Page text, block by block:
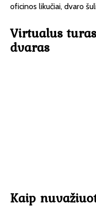
oficinos likučiai, dvaro
Virtualus
dvaras
Kaip